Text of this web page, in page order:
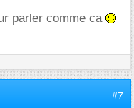
parler comme ca
#7